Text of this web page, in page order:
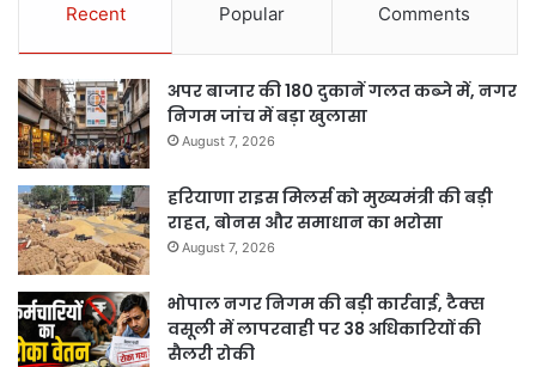
Recent Popular Comments
अपर बाजार की 180 दुकानें गलत कब्जे में, नगर
निगम जांच में बड़ा खुलासा
August 7, 2026
हरियाणा राइस मिलर्स को मुख्यमंत्री की बड़ी
राहत, बोनस और समाधान का भरोसा
August 7, 2026
भोपाल नगर निगम की बड़ी कार्रवाई, टैक्स
वसूली में लापरवाही पर 38 अधिकारियों की
सैलरी रोकी